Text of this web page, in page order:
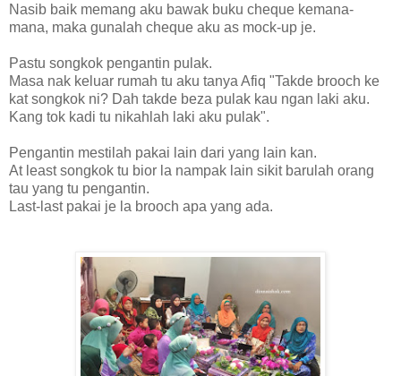
Nasib baik memang aku bawak buku cheque kemana-
mana, maka gunalah cheque aku as mock-up je.
Pastu songkok pengantin pulak.
Masa nak keluar rumah tu aku tanya Afiq "Takde brooch ke
kat songkok ni? Dah takde beza pulak kau ngan laki aku.
Kang tok kadi tu nikahlah laki aku pulak".
Pengantin mestilah pakai lain dari yang lain kan.
At least songkok tu bior la nampak lain sikit barulah orang
tau yang tu pengantin.
Last-last pakai je la brooch apa yang ada.